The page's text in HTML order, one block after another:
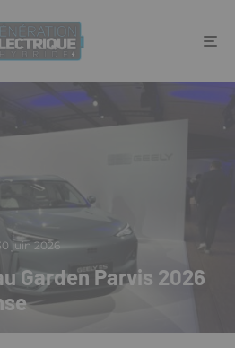
juin 2026
Garden Parvis 2026